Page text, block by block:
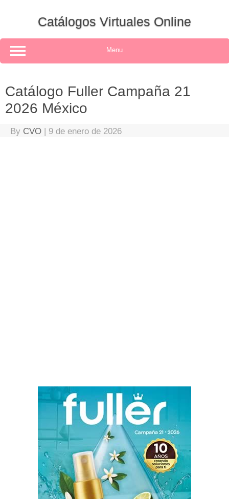
Catálogos Virtuales Online
Menu
Catálogo Fuller Campaña 21
2026 México
By CVO | 9 de enero de 2026